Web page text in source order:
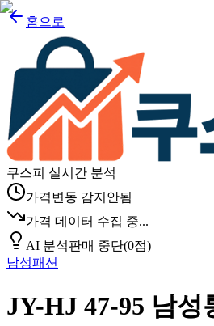
홈으로
쿠스피 실시간 분석
가격변동 감지안됨
가격 데이터 수집 중...
AI 분석판매 중단(0점)
남성패션
JY-HJ 47-95 남성